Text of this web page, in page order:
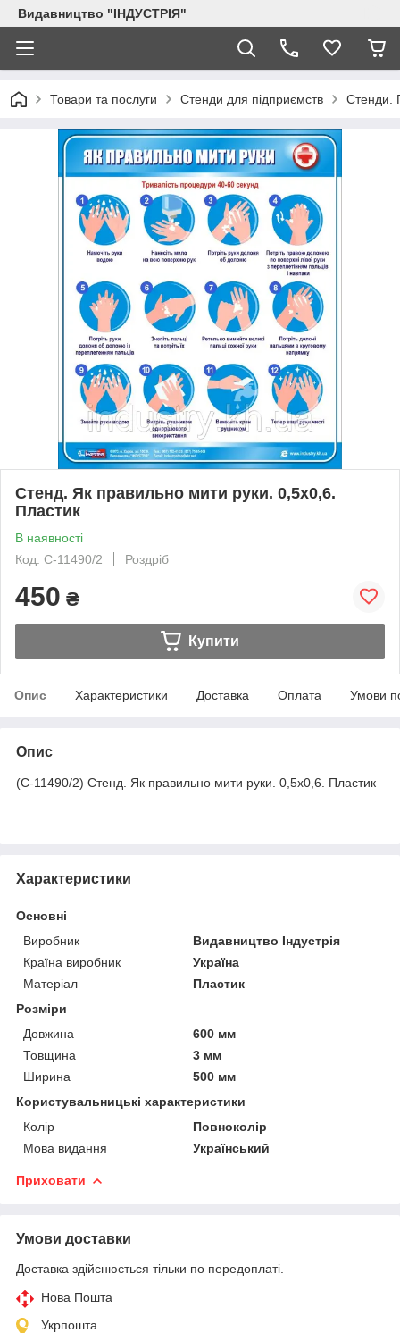
Видавництво "ІНДУСТРІЯ"
Товари та послуги Стенди для підприємств Стенди.
Стенд. Як правильно мити руки. 0,5х0,6.
Пластик
В наявності
Код: С-11490/2
Роздріб
450 ₴
Купити
Опис Характеристики Доставка Оплата Умови
Опис
(С-11490/2) Стенд. Як правильно мити руки. 0,5х0,6. Пластик
Характеристики
Основні
Виробник
Видавництво Індустрія
Країна виробник
Україна
Матеріал
Пластик
Розміри
Довжина
600 мм
Товщина
3 мм
Ширина
500 мм
Користувальницькі характеристики
Колір
Повноколір
Мова видання
Український
Приховати
Умови доставки
Доставка здійснюється тільки по передоплаті.
Нова Пошта
Укрпошта